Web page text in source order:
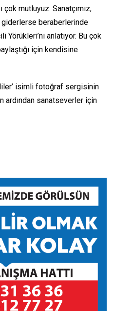
çok mutluyuz. Sanatçımız,
giderlerse beraberlerinde
Yörükleri’ni anlatıyor. Bu çok
için kendisine
isimli fotoğraf sergisinin
ardından sanatseverler için